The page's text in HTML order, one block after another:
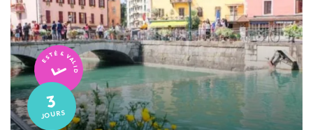
TESTÉ & VALIDÉ
3
JOURS
7
JOURS